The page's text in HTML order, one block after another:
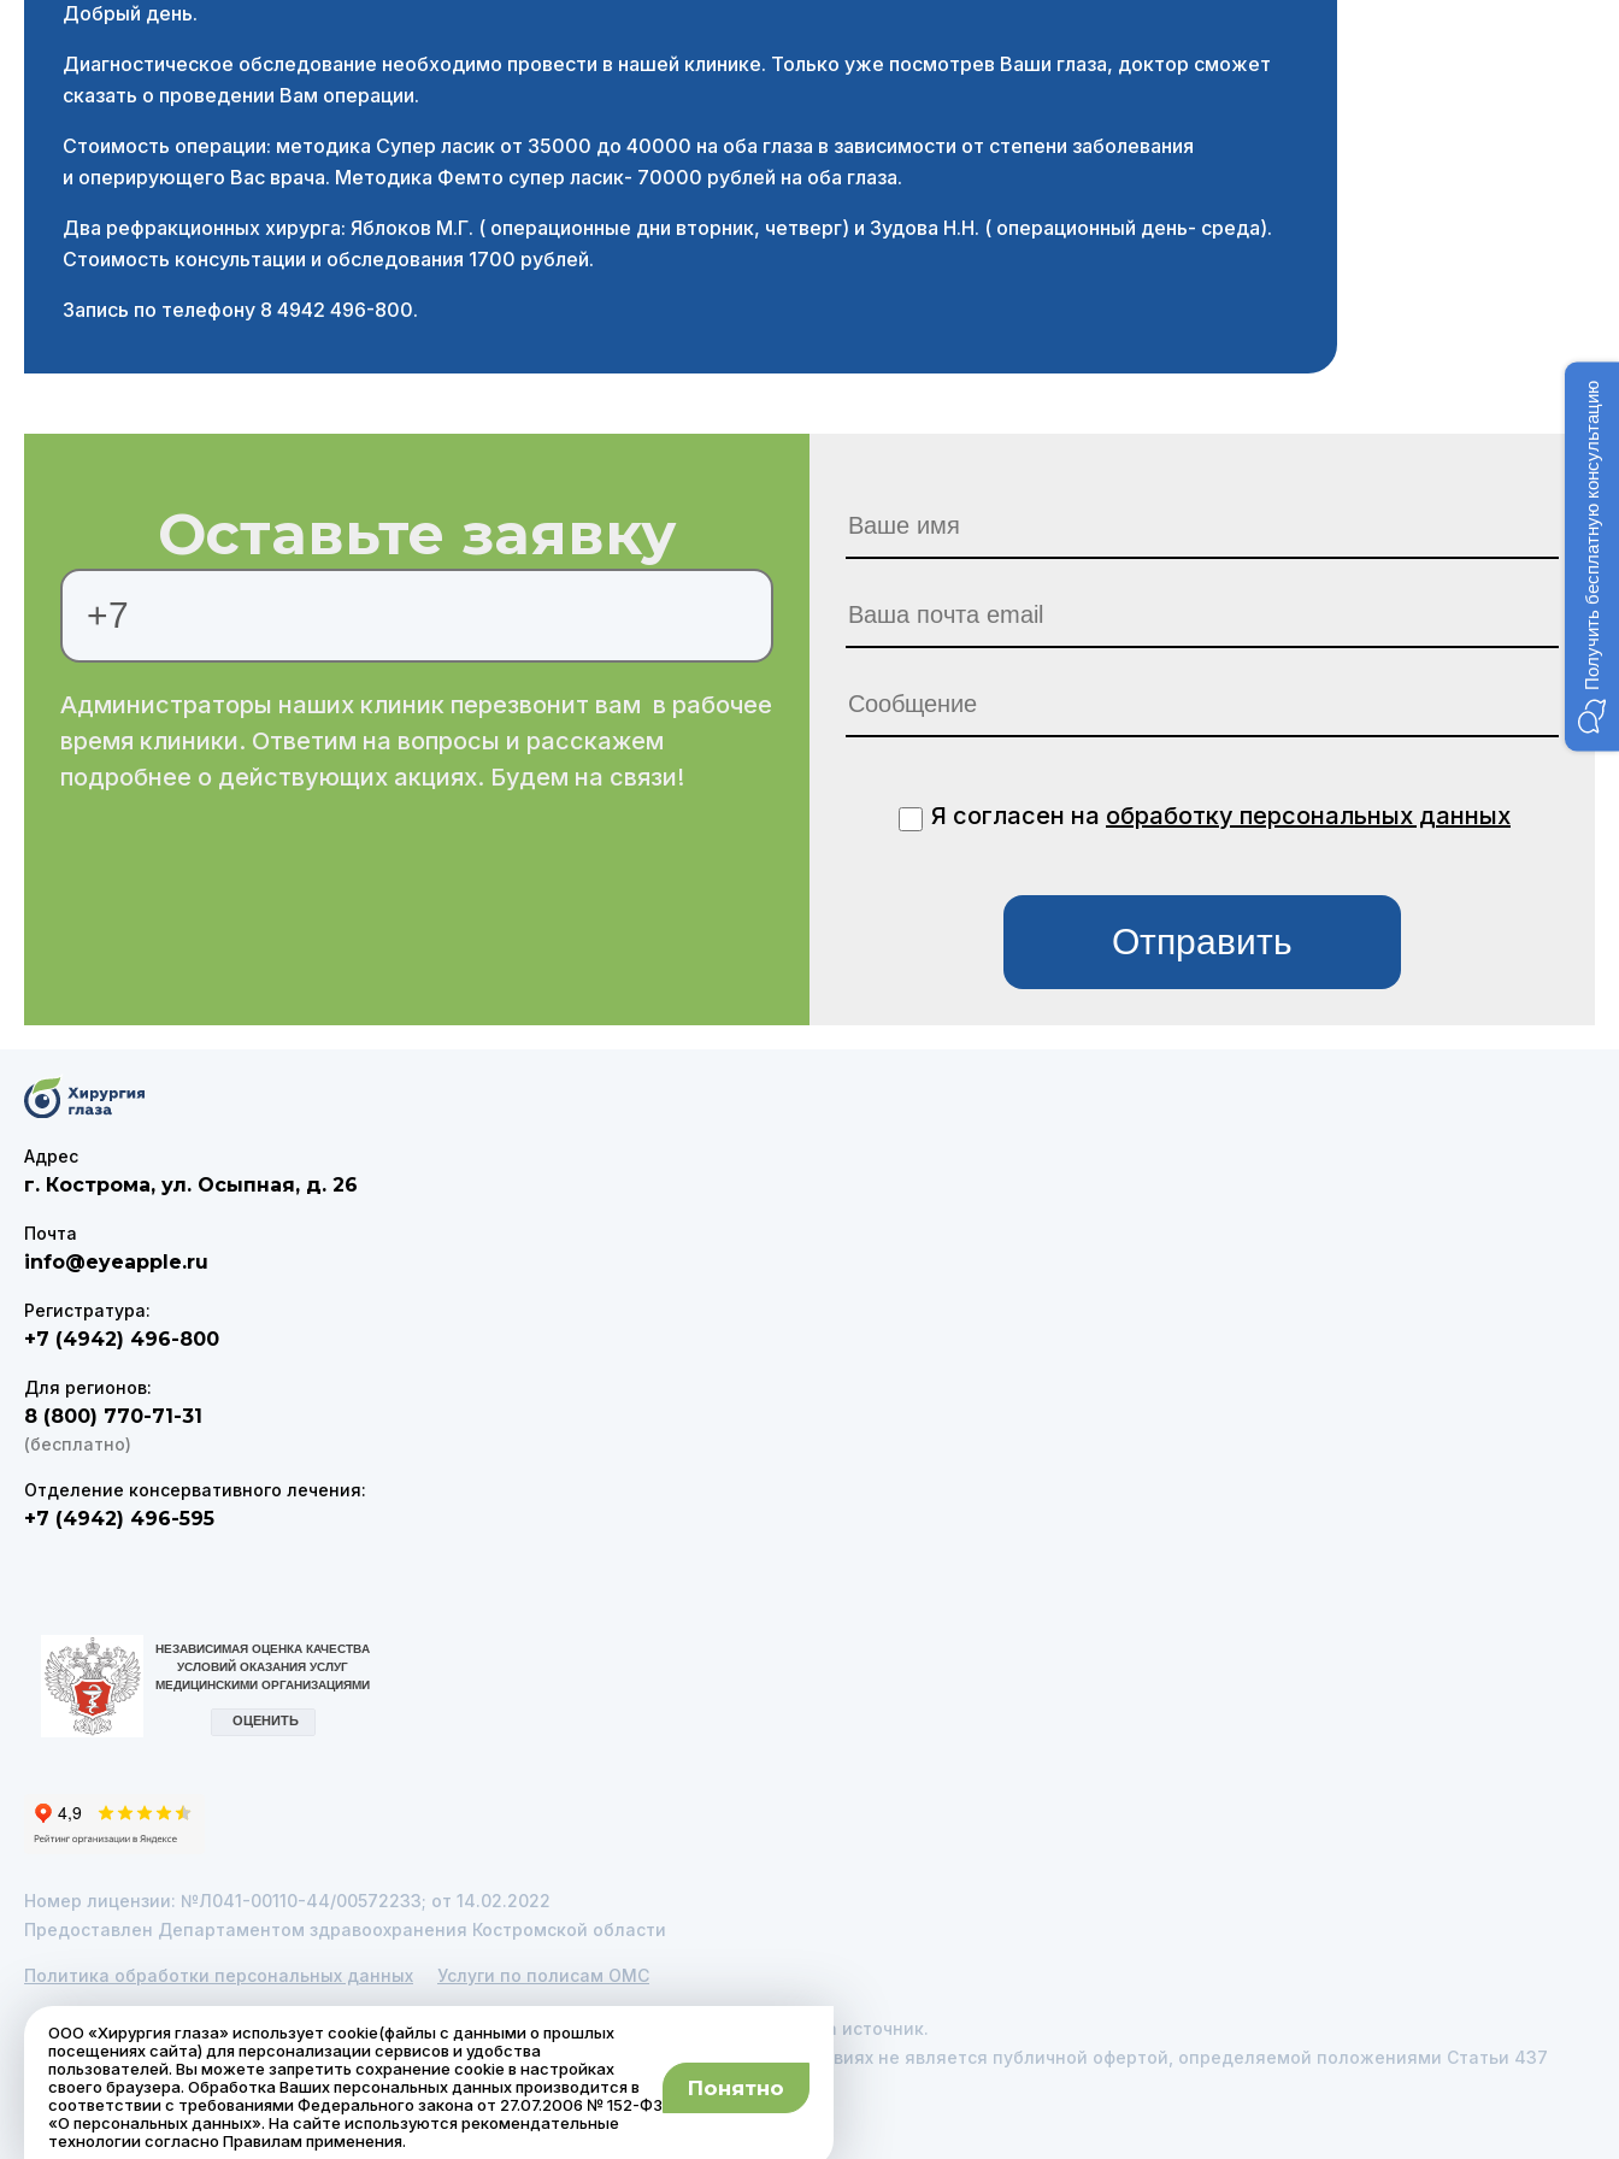
Добрый день.
Диагностическое обследование необходимо провести в нашей клинике. Только уже посмотрев Ваши глаза, доктор сможет
сказать о проведении Вам операции.
Стоимость операции: методика Супер ласик от 35000 до 40000 на оба глаза в зависимости от степени заболевания
и оперирующего Вас врача. Методика Фемто супер ласик- 70000 рублей на оба глаза.
Два рефракционных хирурга: Яблоков М.Г. ( операционные дни вторник, четверг) и Зудова Н.Н. ( операционный день- среда).
Стоимость консультации и обследования 1700 рублей.
Запись по телефону 8 4942 496-800.
Оставьте заявку
Администраторы наших клиник перезвонит вам в рабочее
время клиники. Ответим на вопросы и расскажем
подробнее о действующих акциях. Будем на связи!
Я согласен на обработку персональных данных
Отправить
Адрес
г. Кострома, ул. Осыпная, д. 26
Почта
info@eyeapple.ru
Регистратура:
+7 (4942) 496-800
Для регионов:
8 (800) 770-71-31
(бесплатно)
Отделение консервативного лечения:
+7 (4942) 496-595
Номер лицензии: №Л041-00110-44/00572233; от 14.02.2022
Предоставлен Департаментом здравоохранения Костромской области
Политика обработки персональных данных Услуги по полисам ОМС
© 2026 ООО «Хирургия глаза». Копирование содержимого сайта запрещено без ссылки на источник.
Вся информация на сайте носит исключительно справочный характер и ни при каких условиях не является публичной офертой, определяемой положениями Статьи 437
ГКРФ.
Сделано в Prominado
ООО «Хирургия глаза» использует cookie(файлы с данными о прошлых
посещениях сайта) для персонализации сервисов и удобства
пользователей. Вы можете запретить сохранение cookie в настройках
своего браузера. Обработка Ваших персональных данных производится в
соответствии с требованиями Федерального закона от 27.07.2006 № 152-Ф3
«О персональных данных». На сайте используются рекомендательные
технологии согласно Правилам применения.
Понятно
Получить бесплатную консультацию